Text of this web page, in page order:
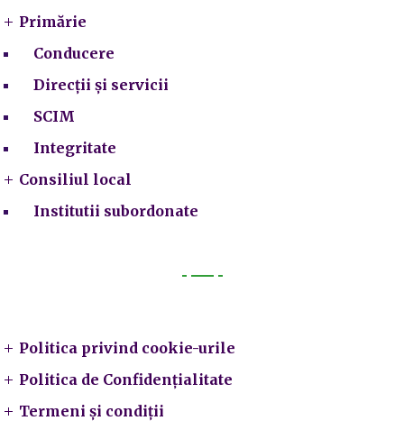
Primărie
Conducere
Direcții și servicii
SCIM
Integritate
Consiliul local
Institutii subordonate
Politica privind cookie-urile
Politica de Confidențialitate
Termeni și condiții